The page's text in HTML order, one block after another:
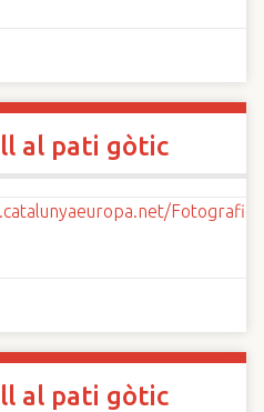
al pati gòtic
al pati gòtic